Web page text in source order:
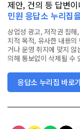
제안, 건의 등 답변
민원 응답소 누리집
상업성 광고, 저작권 침
치적 목적, 유사한 내용
거나 운영 취지에 맞지
의해 통보없이 삭제될 수
응답소 누리집 바로